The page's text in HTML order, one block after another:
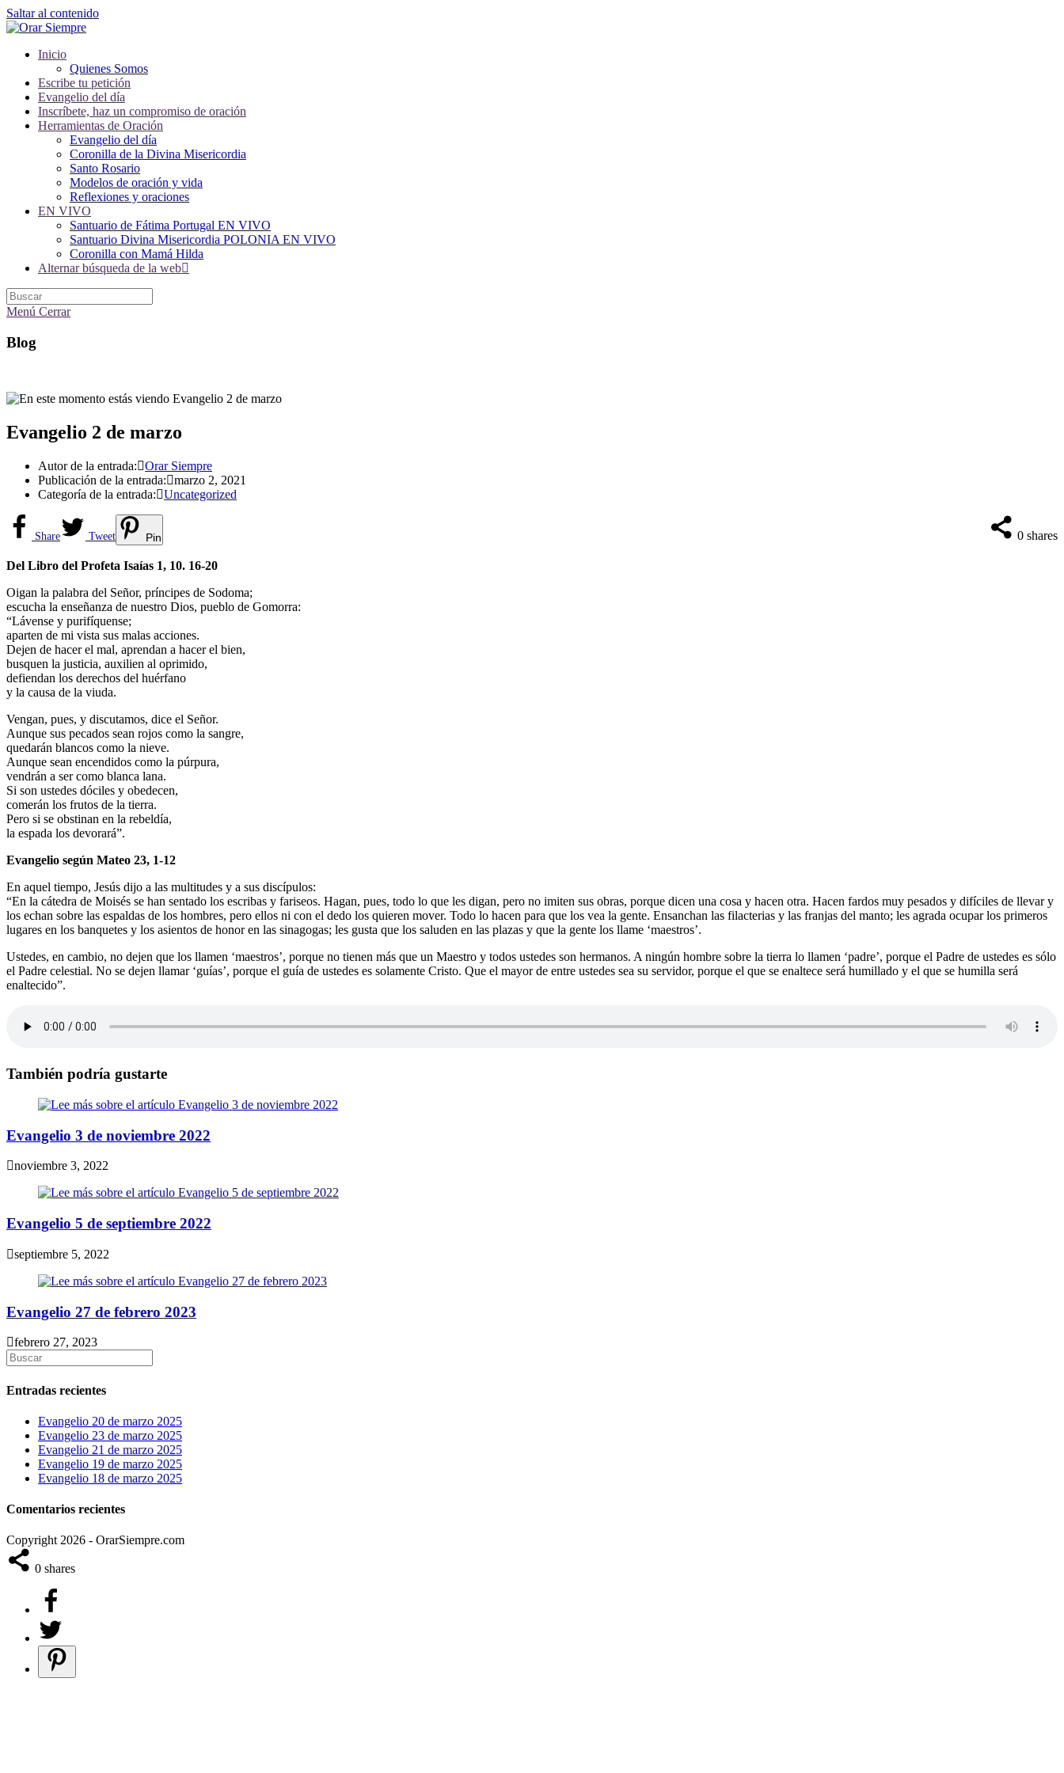
Saltar al contenido
Inicio
Quienes Somos
Escribe tu petición
Evangelio del día
Inscríbete, haz un compromiso de oración
Herramientas de Oración
Evangelio del día
Coronilla de la Divina Misericordia
Santo Rosario
Modelos de oración y vida
Reflexiones y oraciones
EN VIVO
Santuario de Fátima Portugal EN VIVO
Santuario Divina Misericordia POLONIA EN VIVO
Coronilla con Mamá Hilda
Alternar búsqueda de la web
Menú Cerrar
Blog
Evangelio 2 de marzo
Autor de la entrada:
Orar Siempre
Publicación de la entrada:
marzo 2, 2021
Categoría de la entrada:
Uncategorized
0 shares
Share Tweet Pin
Del Libro del Profeta Isaías 1, 10. 16-20
Oigan la palabra del Señor, príncipes de Sodoma;
escucha la enseñanza de nuestro Dios, pueblo de Gomorra:
“Lávense y purifíquense;
aparten de mi vista sus malas acciones.
Dejen de hacer el mal, aprendan a hacer el bien,
busquen la justicia, auxilien al oprimido,
defiendan los derechos del huérfano
y la causa de la viuda.
Vengan, pues, y discutamos, dice el Señor.
Aunque sus pecados sean rojos como la sangre,
quedarán blancos como la nieve.
Aunque sean encendidos como la púrpura,
vendrán a ser como blanca lana.
Si son ustedes dóciles y obedecen,
comerán los frutos de la tierra.
Pero si se obstinan en la rebeldía,
la espada los devorará”.
Evangelio según Mateo 23, 1-12
En aquel tiempo, Jesús dijo a las multitudes y a sus discípulos:
“En la cátedra de Moisés se han sentado los escribas y fariseos. Hagan, pues, todo lo que les digan, pero no imiten sus obras, porque dicen una cosa y hacen otra. Hacen fardos muy pesados y difíciles de llevar y
los echan sobre las espaldas de los hombres, pero ellos ni con el dedo los quieren mover. Todo lo hacen para que los vea la gente. Ensanchan las filacterias y las franjas del manto; les agrada ocupar los primeros
lugares en los banquetes y los asientos de honor en las sinagogas; les gusta que los saluden en las plazas y que la gente los llame ‘maestros’.
Ustedes, en cambio, no dejen que los llamen ‘maestros’, porque no tienen más que un Maestro y todos ustedes son hermanos. A ningún hombre sobre la tierra lo llamen ‘padre’, porque el Padre de ustedes es sólo
el Padre celestial. No se dejen llamar ‘guías’, porque el guía de ustedes es solamente Cristo. Que el mayor de entre ustedes sea su servidor, porque el que se enaltece será humillado y el que se humilla será
enaltecido”.
También podría gustarte
Evangelio 3 de noviembre 2022
noviembre 3, 2022
Evangelio 5 de septiembre 2022
septiembre 5, 2022
Evangelio 27 de febrero 2023
febrero 27, 2023
Entradas recientes
Evangelio 20 de marzo 2025
Evangelio 23 de marzo 2025
Evangelio 21 de marzo 2025
Evangelio 19 de marzo 2025
Evangelio 18 de marzo 2025
Comentarios recientes
Copyright 2026 - OrarSiempre.com
0 shares